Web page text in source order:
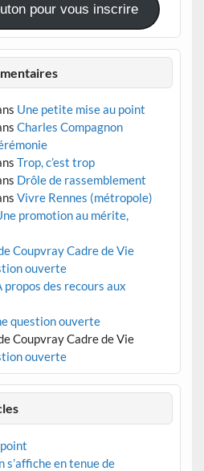
pour vous inscrire
Une petite mise au point
Charles Compagnon
Trop, c’est trop
Drôle de rassemblement
Vivre Rennes (métropole)
promotion au mérite,
Coupvray Cadre de Vie
ouverte
propos des recours aux
question ouverte
Coupvray Cadre de Vie
ouverte
s’affiche en tenue de